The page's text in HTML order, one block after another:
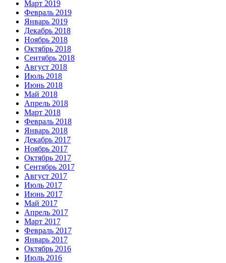
Март 2019
Февраль 2019
Январь 2019
Декабрь 2018
Ноябрь 2018
Октябрь 2018
Сентябрь 2018
Август 2018
Июль 2018
Июнь 2018
Май 2018
Апрель 2018
Март 2018
Февраль 2018
Январь 2018
Декабрь 2017
Ноябрь 2017
Октябрь 2017
Сентябрь 2017
Август 2017
Июль 2017
Июнь 2017
Май 2017
Апрель 2017
Март 2017
Февраль 2017
Январь 2017
Октябрь 2016
Июль 2016